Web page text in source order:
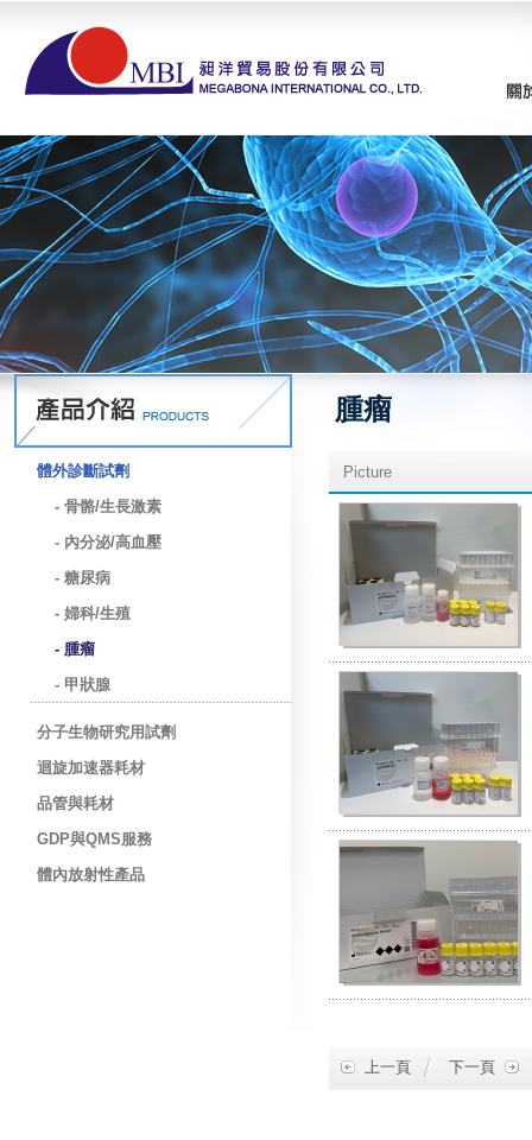
體外診斷試劑
- 骨骼/生長激素
- 內分泌/高血壓
- 糖尿病
- 婦科/生殖
- 腫瘤
- 甲狀腺
分子生物研究用試劑
迴旋加速器耗材
品管與耗材
GDP與QMS服務
體內放射性產品
腫瘤
Picture
上一頁 下一頁